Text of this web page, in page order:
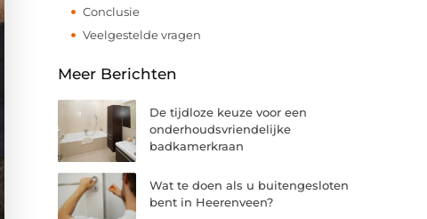
Conclusie
Veelgestelde vragen
Meer Berichten
De tijdloze keuze voor een
onderhoudsvriendelijke
badkamerkraan
Wat te doen als u buitengesloten
bent in Heerenveen?